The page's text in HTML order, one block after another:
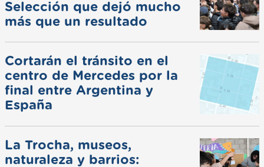
Selección que dejó mucho
más que un resultado
Cortarán el tránsito en el
centro de Mercedes por la
final entre Argentina y
España
La Trocha, museos,
naturaleza y barrios: